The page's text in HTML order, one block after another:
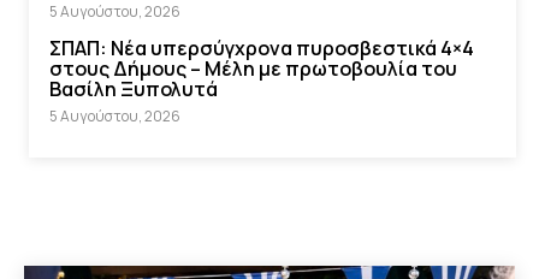
5 Αυγούστου, 2026
ΣΠΑΠ: Νέα υπερσύγχρονα πυροσβεστικά 4×4
στους Δήμους – Μέλη με πρωτοβουλία του
Βασίλη Ξυπολυτά
5 Αυγούστου, 2026